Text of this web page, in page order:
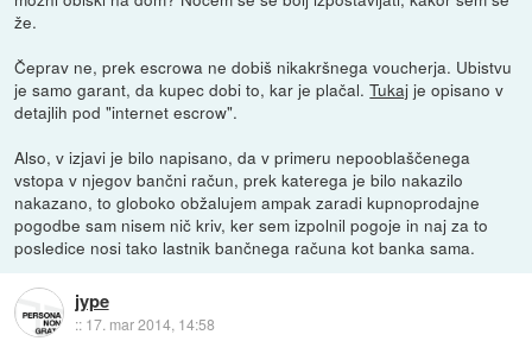
že.
Čeprav ne, prek escrowa ne dobiš nikakršnega voucherja. Ubistvu
je samo garant, da kupec dobi to, kar je plačal.Tukaj je opisano v
detajlih pod "internet escrow".
Also, v izjavi je bilo napisano, da v primeru nepooblaščenega
vstopa v njegov bančni račun, prek katerega je bilo nakazilo
nakazano, to globoko obžalujem ampak zaradi kupnoprodajne
pogodbe sam nisem nič kriv, ker sem izpolnil pogoje in naj za to
posledice nosi tako lastnik bančnega računa kot banka sama.
jype
:: 17. mar 2014, 14:58